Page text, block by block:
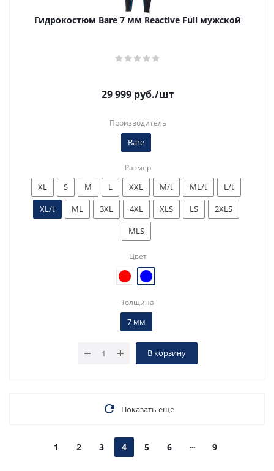
Гидрокостюм Bare 7 мм Reactive Full мужской
29 999руб./шт
Производитель
Bare
Размер
XL S M L XXL M/t ML/t
L/t
XL/t
ML 3XL 4XL XLS LS
2XLS
MLS
Цвет
Толщина
7 мм
В корзину
Показать еще
1 2 3 4 5 6 9